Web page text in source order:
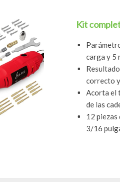
Kit
carga y 5
correcto
Acorta el
de las
12 piezas
3/16